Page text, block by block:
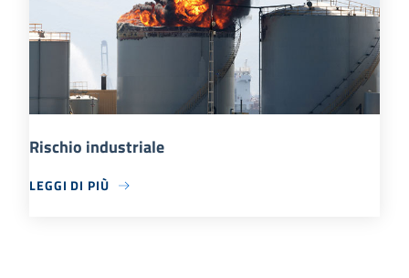
Rischio industriale
LEGGI DI PIÙ